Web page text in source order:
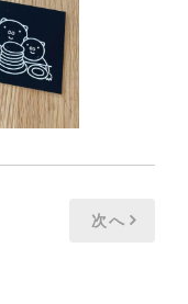
次へ